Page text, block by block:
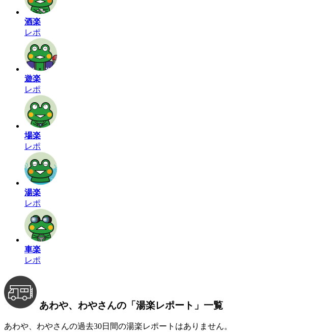
酒楽
レポ
遊楽
レポ
場楽
レポ
湯楽
レポ
車楽
レポ
あわや、わやさんの 「湯楽レポート」 一覧
あわや、わやさんの過去30日間の湯楽レポートはありません。